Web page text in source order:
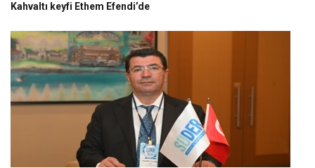
Kahvaltı keyfi Ethem Efendi’de